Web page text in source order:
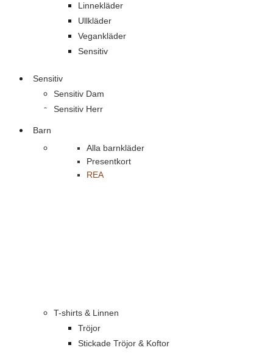
Linnekläder
Ullkläder
Vegankläder
Sensitiv
Sensitiv
Sensitiv Dam
Sensitiv Herr
Barn
Alla barnkläder
Presentkort
REA
T-shirts & Linnen
Tröjor
Stickade Tröjor & Koftor